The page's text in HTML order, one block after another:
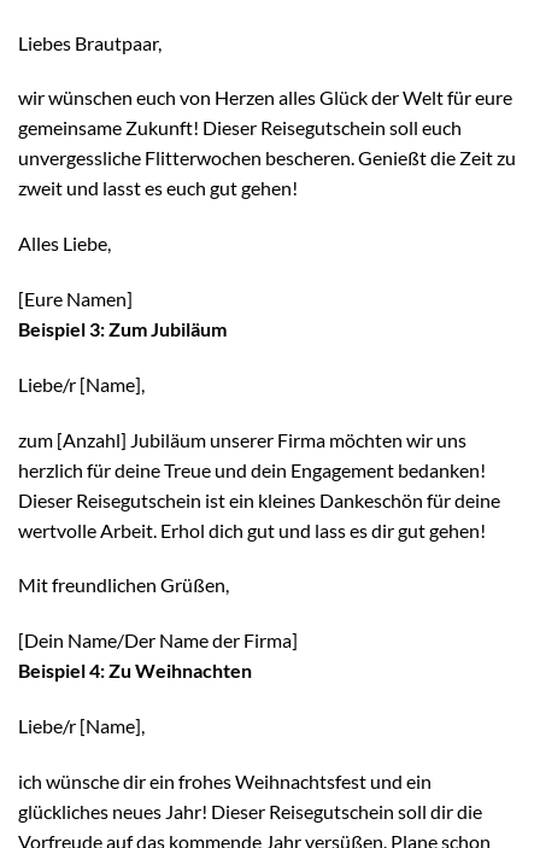
Liebes Brautpaar,
wir wünschen euch von Herzen alles Glück der Welt für eure
gemeinsame Zukunft! Dieser Reisegutschein soll euch
unvergessliche Flitterwochen bescheren. Genießt die Zeit zu
zweit und lasst es euch gut gehen!
Alles Liebe,
[Eure Namen]
Beispiel 3: Zum Jubiläum
Liebe/r [Name],
zum [Anzahl] Jubiläum unserer Firma möchten wir uns
herzlich für deine Treue und dein Engagement bedanken!
Dieser Reisegutschein ist ein kleines Dankeschön für deine
wertvolle Arbeit. Erhol dich gut und lass es dir gut gehen!
Mit freundlichen Grüßen,
[Dein Name/Der Name der Firma]
Beispiel 4: Zu Weihnachten
Liebe/r [Name],
ich wünsche dir ein frohes Weihnachtsfest und ein
glückliches neues Jahr! Dieser Reisegutschein soll dir die
Vorfreude auf das kommende Jahr versüßen. Plane schon